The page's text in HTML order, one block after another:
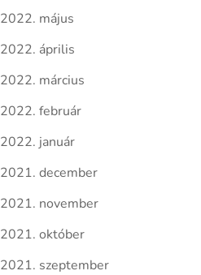
2022. május
2022. április
2022. március
2022. február
2022. január
2021. december
2021. november
2021. október
2021. szeptember